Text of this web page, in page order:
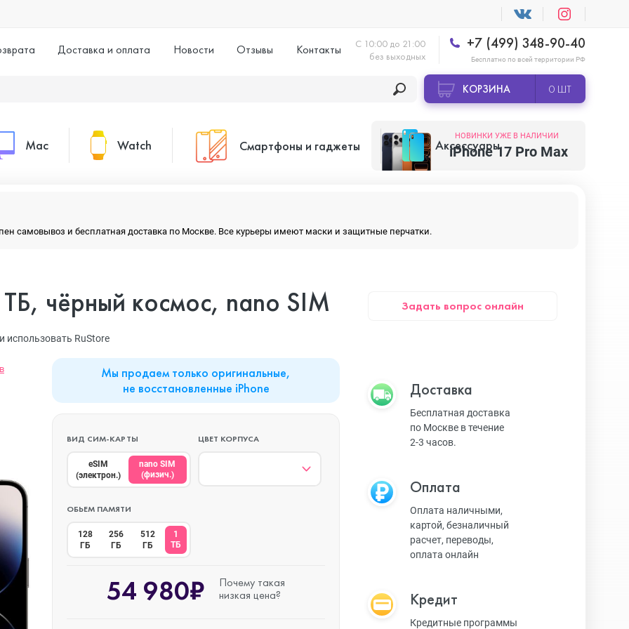
Доставка и оплата Новости Отзывы Контакты
С 10:00 до 21:00
без выходных
+7 (499) 348-90-40
Бесплатно по всей территории РФ
КОРЗИНА 0 ШТ
Mac
MacBook Neo
Mac Studio
Аксессуары
Watch
Watch Series 8
Watch Series 6
Watch Series 5
Watch SE 3
Смартфоны и гаджеты
Наушники
Аксессуары
Apple TV
Magic Keyboard
ЗУ и кабели
Игровые консоли
Ремешки для AW
НОВИНКИ УЖЕ В НАЛИЧИИ
iPhone 17 Pro Max
самовывоз и бесплатная доставка по Москве. Все курьеры имеют маски и защитные перчатки.
чёрный космос, nano SIM
использовать RuStore
Мы продаем только оригинальные,
не восстановленные iPhone
ВИД СИМ-КАРТЫ
eSIM
(электрон.)
nano SIM
(физич.)
ЦВЕТ КОРПУСА
ОБЬЕМ ПАМЯТИ
128
ГБ
256
ГБ
512
ГБ
1
ТБ
54 980₽
Почему такая
низкая цена?
Задать вопрос онлайн
Доставка
Бесплатная доставка
по Москве в течение
2-3 часов.
Оплата
Оплата наличными,
картой, безналичный
расчет, переводы,
оплата онлайн
Кредит
Кредитные программы